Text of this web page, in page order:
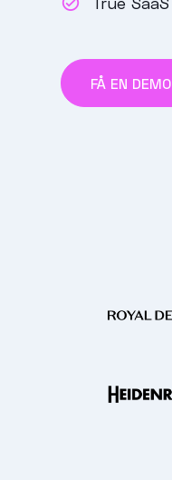
FÅ EN DEMO